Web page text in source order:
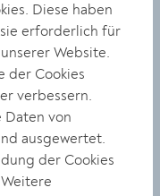
untersucht,
der
bietet die
in der
der
Neuzeit zu
ist die Frage, ob
den Konsum von
lassen –
Diese haben
erforderlich für
Website.
der Cookies
verbessern.
Daten von
ausgewertet.
der Cookies